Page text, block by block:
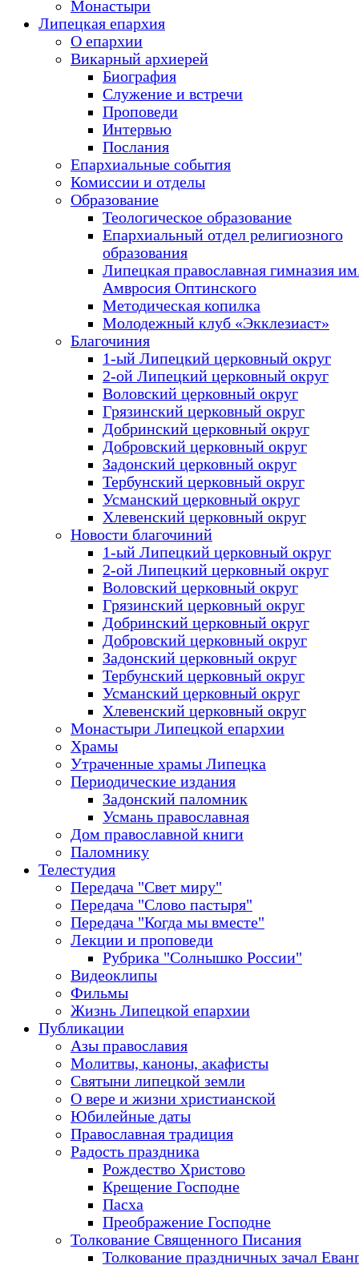
Монастыри
Липецкая епархия
О епархии
Викарный архиерей
Биография
Служение и встречи
Проповеди
Интервью
Послания
Епархиальные события
Комиссии и отделы
Образование
Теологическое образование
Епархиальный отдел религиозного
образования
Липецкая православная гимназия
Амвросия Оптинского
Методическая копилка
Молодежный клуб «Экклезиаст»
Благочиния
1-ый Липецкий церковный округ
2-ой Липецкий церковный округ
Воловский церковный округ
Грязинский церковный округ
Добринский церковный округ
Добровский церковный округ
Задонский церковный округ
Тербунский церковный округ
Усманский церковный округ
Хлевенский церковный округ
Новости благочиний
1-ый Липецкий церковный округ
2-ой Липецкий церковный округ
Воловский церковный округ
Грязинский церковный округ
Добринский церковный округ
Добровский церковный округ
Задонский церковный округ
Тербунский церковный округ
Усманский церковный округ
Хлевенский церковный округ
Монастыри Липецкой епархии
Храмы
Утраченные храмы Липецка
Периодические издания
Задонский паломник
Усмань православная
Дом православной книги
Паломнику
Телестудия
Передача "Свет миру"
Передача "Слово пастыря"
Передача "Когда мы вместе"
Лекции и проповеди
Рубрика "Солнышко России"
Видеоклипы
Фильмы
Жизнь Липецкой епархии
Публикации
Азы православия
Молитвы, каноны, акафисты
Святыни липецкой земли
О вере и жизни христианской
Юбилейные даты
Православная традиция
Радость праздника
Рождество Христово
Крещение Господне
Пасха
Преображение Господне
Толкование Священного Писания
Толкование праздничных зачал